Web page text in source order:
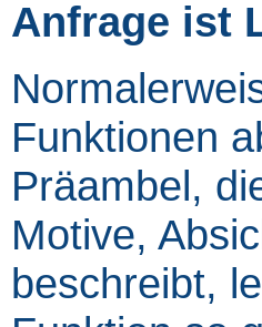
Anfrage ist
Funktionen
Präambel,
Motive,
beschreibt,